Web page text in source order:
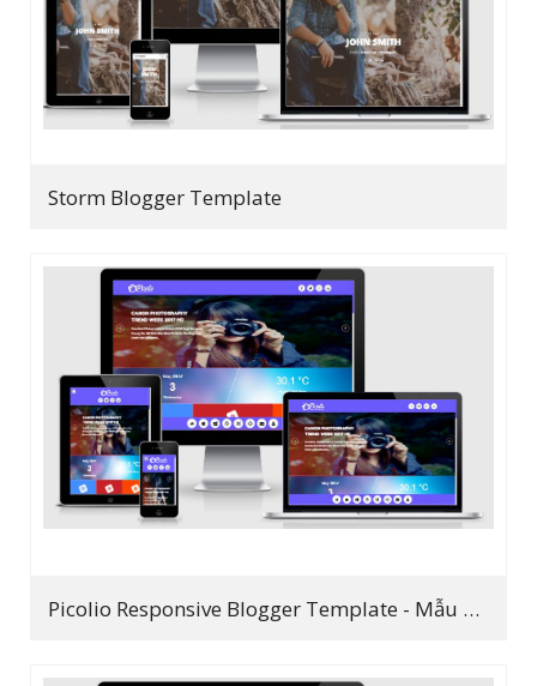
Storm Blogger Template
Picolio Responsive Blogger Template - Mẫu giao diện cho Nhiếp Ảnh tuyệt đẹp 2017